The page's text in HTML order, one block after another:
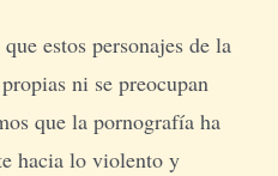
estos personajes de la
ni se preocupan
que la pornografía ha
hacia lo violento y